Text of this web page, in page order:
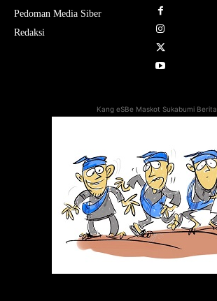
Pedoman Media Siber
Redaksi
Kang eSBe Maskot Sukabumi Berita